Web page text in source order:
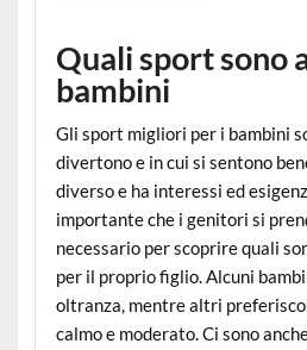
Quali sport sono
bambini
Gli sport migliori per i bambini
divertono e in cui si sentono
diverso e ha interessi ed
importante che i genitori si
necessario per scoprire quali
per il proprio figlio. Alcuni
oltranza, mentre altri
calmo e moderato. Ci sono